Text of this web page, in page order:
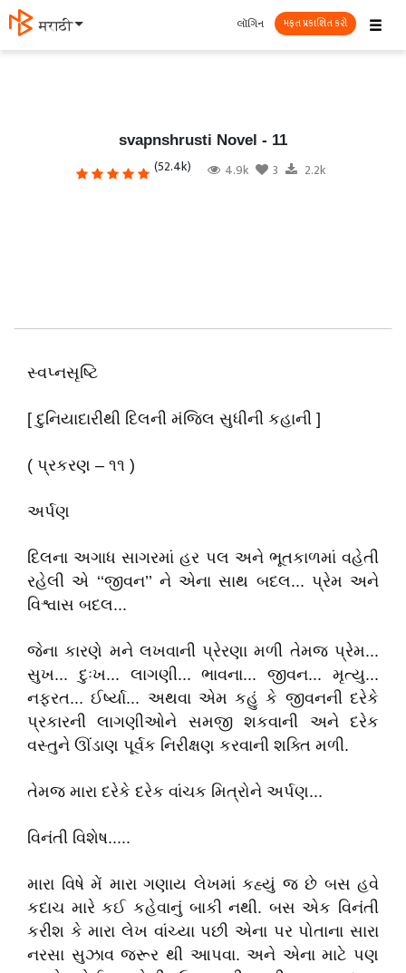
தமிழ் ☰
લૉગિન મફત પ્રકાશિત કરો
svapnshrusti Novel - 11
(52.4k) 4.9k 3 2.2k
સ્વપ્નસૃષ્ટિ
[ દુનિયાદારીથી દિલની મંજિલ સુધીની કહાની ]
( પ્રકરણ – ૧૧ )
અર્પણ
દિલના અગાધ સાગરમાં હર પલ અને ભૂતકાળમાં વહેતી
રહેલી એ ‘‘જીવન’’ ને એના સાથ બદલ... પ્રેમ અને
વિશ્વાસ બદલ...
જેના કારણે મને લખવાની પ્રેરણા મળી તેમજ પ્રેમ...
સુખ... દુઃખ... લાગણી... ભાવના... જીવન... મૃત્યુ...
નફરત... ઈર્ષ્યા... અથવા એમ કહું કે જીવનની દરેકે
પ્રકારની લાગણીઓને સમજી શકવાની અને દરેક
વસ્તુને ઊંડાણ પૂર્વક નિરીક્ષણ કરવાની શક્તિ મળી.
તેમજ મારા દરેકે દરેક વાંચક મિત્રોને અર્પણ...
વિનંતી વિશેષ.....
મારા વિષે મેં મારા ગણાય લેખમાં કહ્યું જ છે બસ હવે
કદાચ મારે કઈ કહેવાનું બાકી નથી. બસ એક વિનંતી
કરીશ કે મારા લેખ વાંચ્યા પછી એના પર પોતાના સારા
નરસા સુઝાવ જરૂર થી આપવા. અને એના માટે પણ